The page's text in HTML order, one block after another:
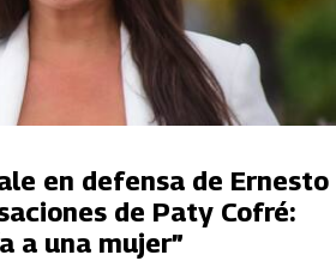
en defensa de Ernesto
de Paty Cofré:
a una mujer”